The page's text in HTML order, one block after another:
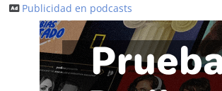
Publicidad en podcasts